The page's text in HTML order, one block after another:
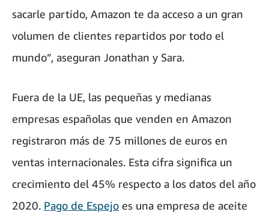
sacarle partido, Amazon te da acceso a un gran
volumen de clientes repartidos por todo el
mundo”, aseguran Jonathan y Sara.
Fuera de la UE, las pequeñas y medianas
empresas españolas que venden en Amazon
registraron más de 75 millones de euros en
ventas internacionales. Esta cifra significa un
crecimiento del 45% respecto a los datos del año
2020. Pago de Espejo es una empresa de aceite